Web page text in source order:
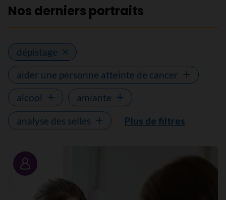
Nos derniers portraits
dépistage
aider une personne atteinte de cancer
alcool
amiante
analyse des selles
Plus de filtres
Portrait